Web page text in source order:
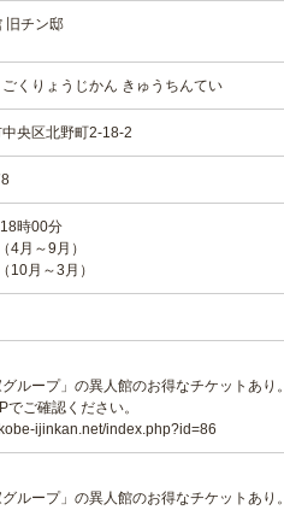
旧チン邸
くりょうじかん きゅうちんてい
央区北野町2-18-2
時00分
4月～9月）
10月～3月）
グループ」の異人館のお得なチケットあり。
でご確認ください。
ijinkan.net/index.php?id=86
グループ」の異人館のお得なチケットあり。